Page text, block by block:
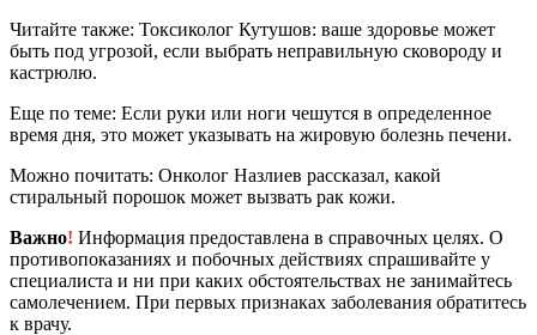
Читайте также: Токсиколог Кутушов: ваше здоровье может
быть под угрозой, если выбрать неправильную сковороду и
кастрюлю.
Еще по теме: Если руки или ноги чешутся в определенное
время дня, это может указывать на жировую болезнь печени.
Можно почитать: Онколог Назлиев рассказал, какой
стиральный порошок может вызвать рак кожи.
Важно! Информация предоставлена в справочных целях. О
противопоказаниях и побочных действиях спрашивайте у
специалиста и ни при каких обстоятельствах не занимайтесь
самолечением. При первых признаках заболевания обратитесь
к врачу.